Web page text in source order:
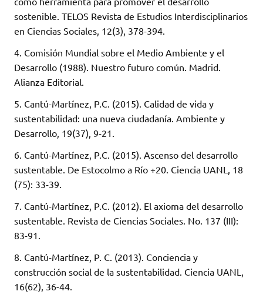
sostenible. TELOS Revista de Estudios Interdisciplinarios
en Ciencias Sociales, 12(3), 378-394.
4. Comisión Mundial sobre el Medio Ambiente y el
Desarrollo (1988). Nuestro futuro común. Madrid.
Alianza Editorial.
5. Cantú-Martínez, P.C. (2015). Calidad de vida y
sustentabilidad: una nueva ciudadanía. Ambiente y
Desarrollo, 19(37), 9-21.
6. Cantú-Martínez, P.C. (2015). Ascenso del desarrollo
sustentable. De Estocolmo a Río +20. Ciencia UANL, 18
(75): 33-39.
7. Cantú-Martínez, P.C. (2012). El axioma del desarrollo
sustentable. Revista de Ciencias Sociales. No. 137 (III):
83-91.
8. Cantú-Martínez, P. C. (2013). Conciencia y
construcción social de la sustentabilidad. Ciencia UANL,
16(62), 36-44.